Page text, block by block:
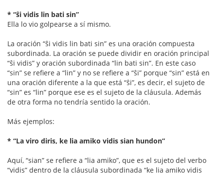
* “ŝi vidis lin bati sin”
Ella lo vio golpearse a sí mismo.
La oración “ŝi vidis lin bati sin” es una oración compuesta
subordinada. La oración se puede dividir en oración principal
“ŝi vidis” y oración subordinada “lin bati sin”. En este caso
“sin” se refiere a “lin” y no se refiere a “ŝi” porque “sin” está en
una oración diferente a la que está “ŝi”, es decir, el sujeto de
“sin” es “lin” porque ese es el sujeto de la cláusula. Además
de otra forma no tendría sentido la oración.
Más ejemplos:
* “La viro diris, ke lia amiko vidis sian hundon”
Aquí, “sian” se refiere a “lia amiko”, que es el sujeto del verbo
“vidis” dentro de la cláusula subordinada “ke lia amiko vidis